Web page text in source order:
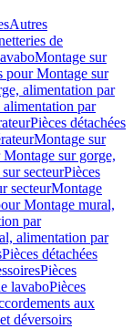
Autres
de
Montage sur
pour Montage sur
alimentation par
alimentation par
Pièces détachées
Montage sur
Montage sur gorge,
secteurPièces
secteurMontage
Montage mural,
par
alimentation par
Pièces détachées
Pièces
lavaboPièces
aux
déversoirs